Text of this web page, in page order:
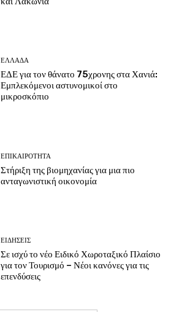
ΕΛΛΑΔΑ
ΕΔΕ για τον θάνατο 75χρονης στα Χανιά:
Εμπλεκόμενοι αστυνομικοί στο
μικροσκόπιο
ΕΠΙΚΑΙΡΟΤΗΤΑ
Στήριξη της βιομηχανίας για μια πιο
ανταγωνιστική οικονομία
ΕΙΔΗΣΕΙΣ
Σε ισχύ το νέο Ειδικό Χωροταξικό Πλαίσιο
για τον Τουρισμό – Νέοι κανόνες για τις
επενδύσεις